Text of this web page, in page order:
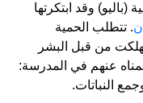
وقد ابتكرتها
. تتطلب الحمية
من قبل البشر
عنهم في المدرسة:
النباتات.